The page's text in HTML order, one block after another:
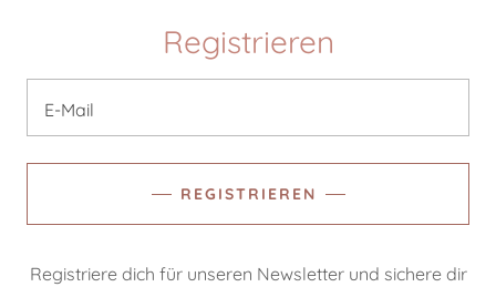
Registrieren
E-Mail
REGISTRIEREN
Registriere dich für unseren Newsletter und sichere dir